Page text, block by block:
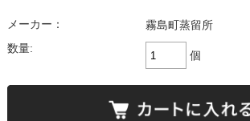
メーカー：
霧島町蒸留所
数量:
個